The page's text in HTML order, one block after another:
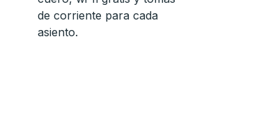
de corriente para cada
asiento.